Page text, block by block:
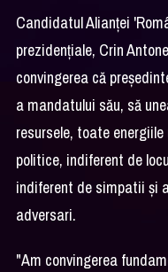
Candidatul Alianţei
prezidenţiale, Crin
convingerea că
a mandatului său, să
resursele, toate
politice, indiferent de
indiferent de simpatii şi
adversari.
"Am convingerea